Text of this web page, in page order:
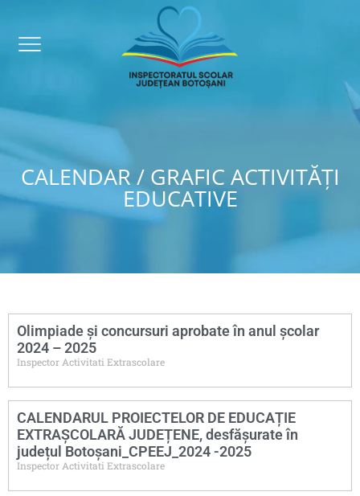
CALENDAR / GRAFIC ACTIVITĂŢI
EDUCATIVE
Olimpiade și concursuri aprobate în anul școlar
2024 – 2025
Inspector Activitati Extrascolare
CALENDARUL PROIECTELOR DE EDUCAȚIE
EXTRAȘCOLARĂ JUDEȚENE, desfășurate în
județul Botoșani_CPEEJ_2024 -2025
Inspector Activitati Extrascolare